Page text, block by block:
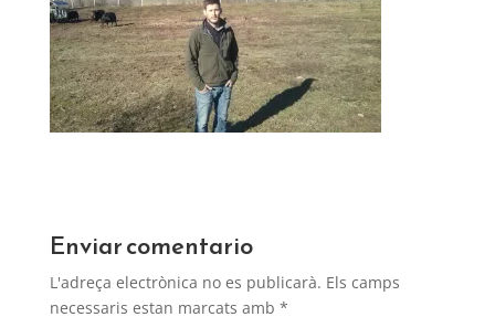
Enviar comentario
L'adreça electrònica no es publicarà. Els camps
necessaris estan marcats amb *